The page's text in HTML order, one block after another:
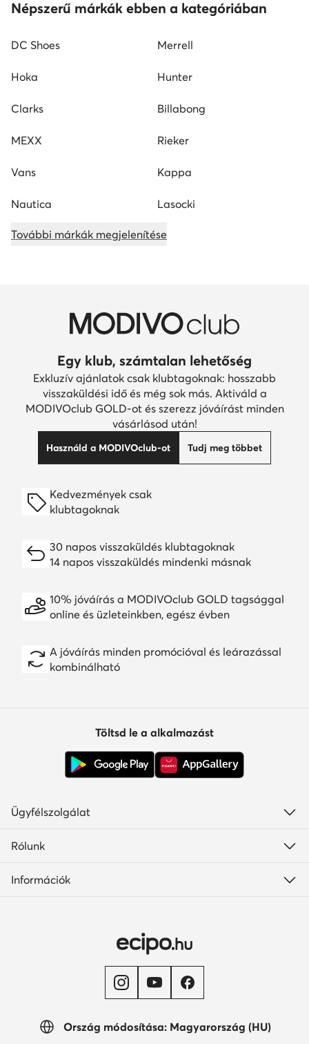
Népszerű márkák ebben a kategóriában
DC Shoes Merrell
Hoka Hunter
Clarks Billabong
MEXX Rieker
Vans Kappa
Nautica Lasocki
További márkák megjelenítése
Egy klub, számtalan lehetőség
Exkluzív ajánlatok csak klubtagoknak: hosszabb
visszaküldési idő és még sok más. Aktiváld a
MODIVOclub GOLD-ot és szerezz jóváírást minden
vásárlásod után!
Használd a MODIVOclub-ot Tudj meg többet
Kedvezmények csak
klubtagoknak
30 napos visszaküldés klubtagoknak
14 napos visszaküldés mindenki másnak
10% jóváírás a MODIVOclub GOLD tagsággal
online és üzleteinkben, egész évben
A jóváírás minden promócióval és leárazással
kombinálható
Ország módosítása: Magyarország (HU)
Töltsd le a alkalmazást
Ügyfélszolgálat
Rólunk
Információk